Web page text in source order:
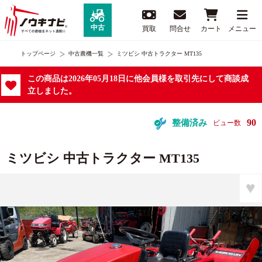
中古 買取 問合せ カート メニュー
トップページ 中古農機一覧 ミツビシ 中古トラクター MT135
この商品は2026年05月18日に他会員様を取引先にして商談成
立しました。
整備済み ビュー数 90
ミツビシ 中古トラクター MT135
♥